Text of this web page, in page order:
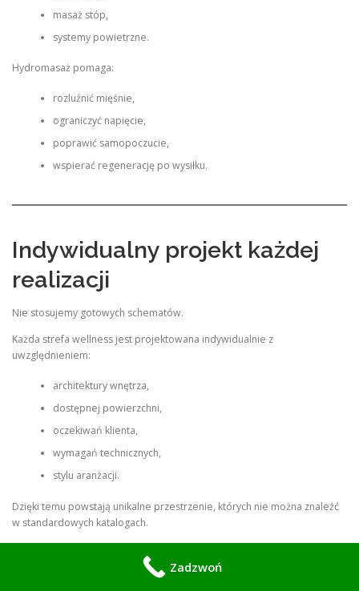
masaż stóp,
systemy powietrzne.
Hydromasaż pomaga:
rozluźnić mięśnie,
ograniczyć napięcie,
poprawić samopoczucie,
wspierać regenerację po wysiłku.
Indywidualny projekt każdej
realizacji
Nie stosujemy gotowych schematów.
Każda strefa wellness jest projektowana indywidualnie z
uwzględnieniem:
architektury wnętrza,
dostępnej powierzchni,
oczekiwań klienta,
wymagań technicznych,
stylu aranżacji.
Dzięki temu powstają unikalne przestrzenie, których nie można znaleźć
w standardowych katalogach.
Zadzwoń